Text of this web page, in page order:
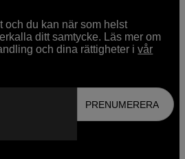
och du kan när som helst
ditt samtycke. Läs mer om
och dina rättigheter ivår
PRENUMERERA